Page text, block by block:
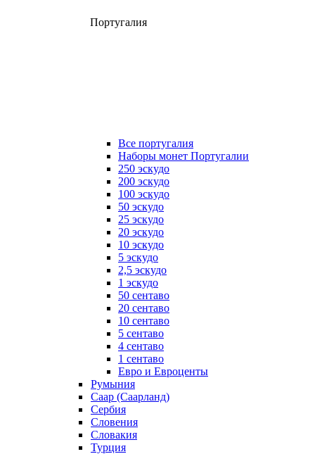
Португалия
Все португалия
Наборы монет Португалии
250 эскудо
200 эскудо
100 эскудо
50 эскудо
25 эскудо
20 эскудо
10 эскудо
5 эскудо
2,5 эскудо
1 эскудо
50 сентаво
20 сентаво
10 сентаво
5 сентаво
4 сентаво
1 сентаво
Евро и Евроценты
Румыния
Саар (Саарланд)
Сербия
Словения
Словакия
Турция